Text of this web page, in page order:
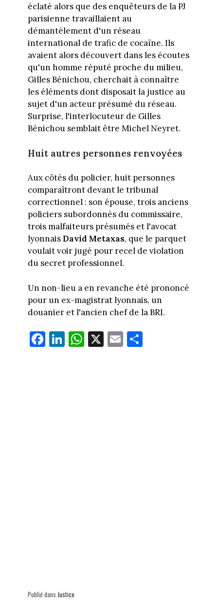
éclaté alors que des enquêteurs de la PJ
parisienne travaillaient au
démantèlement d'un réseau
international de trafic de cocaïne. Ils
avaient alors découvert dans les écoutes
qu'un homme réputé proche du milieu,
Gilles Bénichou, cherchait à connaître
les éléments dont disposait la justice au
sujet d'un acteur présumé du réseau.
Surprise, l'interlocuteur de Gilles
Bénichou semblait être Michel Neyret.
Huit autres personnes renvoyées
Aux côtés du policier, huit personnes
comparaîtront devant le tribunal
correctionnel : son épouse, trois anciens
policiers subordonnés du commissaire,
trois malfaiteurs présumés et l'avocat
lyonnais David Metaxas, que le parquet
voulait voir jugé pour recel de violation
du secret professionnel.
Un non-lieu a en revanche été prononcé
pour un ex-magistrat lyonnais, un
douanier et l'ancien chef de la BRI.
Fa
ce
Li
nk
W
ha
X E
m
Pa
Publié dans Justice